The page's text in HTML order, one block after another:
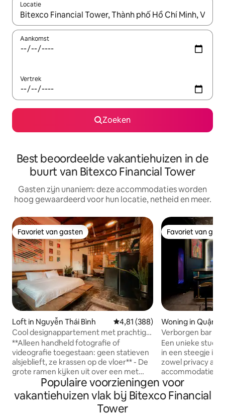
Locatie
Wanneer er resultaten beschikbaar zijn, maak je een keuze
Aankomst
Vertrek
Zoeken
Best beoordeelde vakantiehuizen in de
buurt van Bitexco Financial Tower
Gasten zijn unaniem: deze accommodaties worden
hoog gewaardeerd voor hun locatie, netheid en meer.
Favoriet van gasten
Favoriet van gasten
Loft in Nguyễn Thái Bình Gemiddelde beoordeling van
4,81 (388)
Cool designappartement met prachtige
retrodetails
**Alleen handheld fotografie of
videografie toegestaan: geen statieven
alsjeblieft, ze krassen op de vloer** - De
grote ramen kijken uit over een met
tamarinde bomen omzoomde straat en
over de Franse koloniale architectuur op
slechts een steenworp afstand van het
hart van de meest levendige stad van
Favoriet van
Favoriet van
Woning in Quận 1
Verborgen bar
Alleyway
Een unieke studio
in een steegje in
zowel privacy als
accommodatie
tweede
precies boven
Café op de
Populaire voorzieningen voor
vakantiehuizen vlak bij Bitexco Financial
Tower